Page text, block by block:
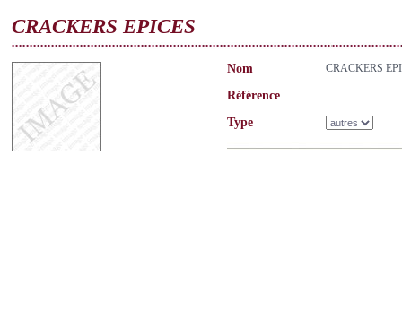
CRACKERS EPICES
Nom CRACKERS
Référence
Type